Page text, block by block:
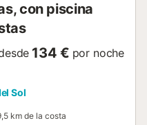
con piscina
134 € por noche
Sol
km de la costa